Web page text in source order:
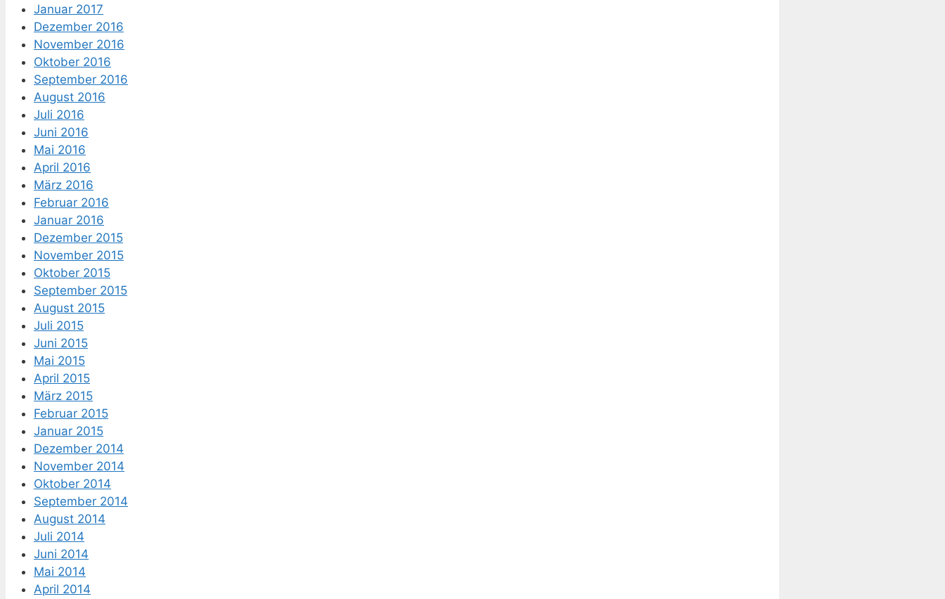
Januar 2017
Dezember 2016
November 2016
Oktober 2016
September 2016
August 2016
Juli 2016
Juni 2016
Mai 2016
April 2016
März 2016
Februar 2016
Januar 2016
Dezember 2015
November 2015
Oktober 2015
September 2015
August 2015
Juli 2015
Juni 2015
Mai 2015
April 2015
März 2015
Februar 2015
Januar 2015
Dezember 2014
November 2014
Oktober 2014
September 2014
August 2014
Juli 2014
Juni 2014
Mai 2014
April 2014